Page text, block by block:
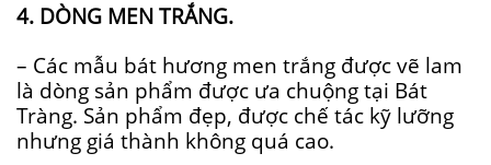
4. DÒNG MEN TRẮNG.
– Các mẫu bát hương men trắng được vẽ lam
là dòng sản phẩm được ưa chuộng tại Bát
Tràng. Sản phẩm đẹp, được chế tác kỹ lưỡng
nhưng giá thành không quá cao.